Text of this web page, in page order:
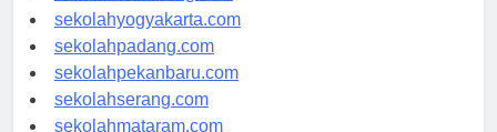
sekolahsemarang.com
sekolahyogyakarta.com
sekolahpadang.com
sekolahpekanbaru.com
sekolahserang.com